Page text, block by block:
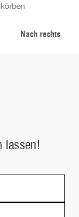
Nach rechts
lassen!